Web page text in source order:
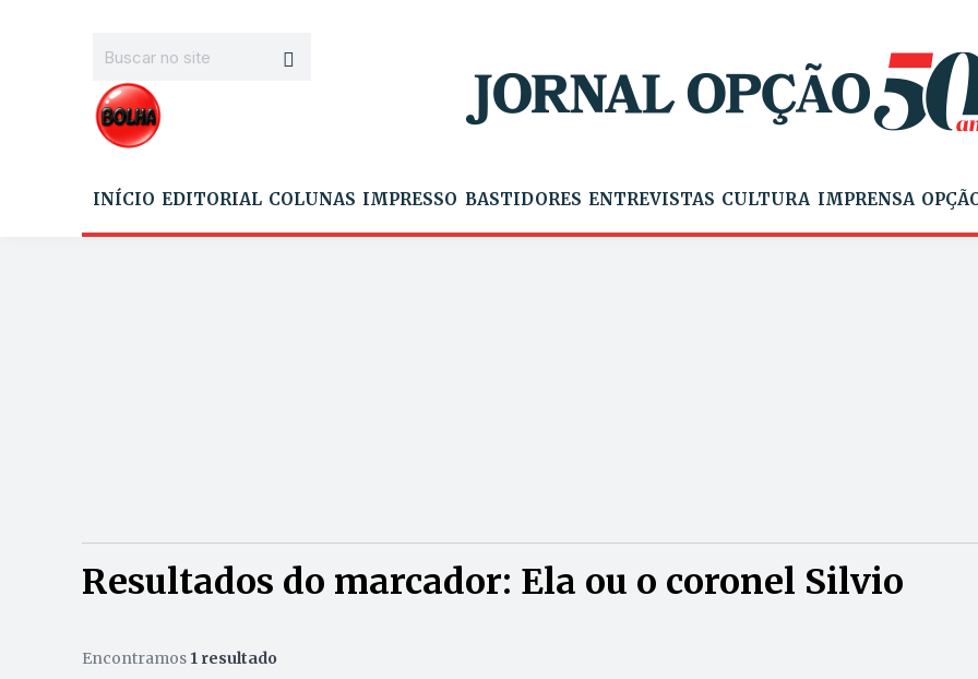
INÍCIO EDITORIAL COLUNAS IMPRESSO BASTIDORES ENTREVISTAS CULTURA IMPRENSA
Resultados do marcador: Ela ou o coronel Silvio
Encontramos 1 resultado